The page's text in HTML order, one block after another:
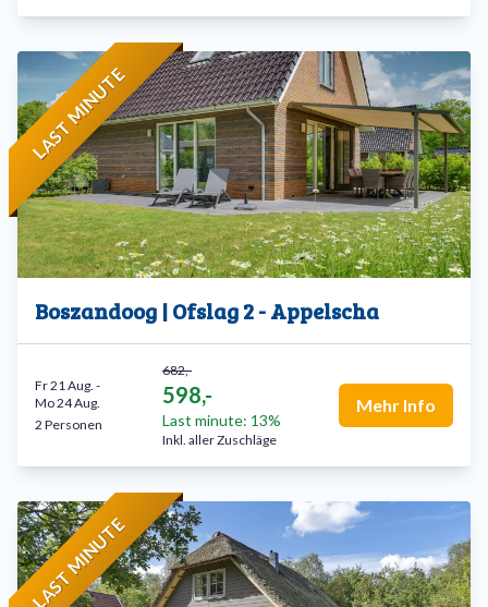
LAST MINUTE
Boszandoog | Ofslag 2 - Appelscha
682,-
598,-
Last minute: 13%
Inkl. aller Zuschläge
Fr 21 Aug. -
Mo 24 Aug.
2 Personen
Mehr Info
LAST MINUTE